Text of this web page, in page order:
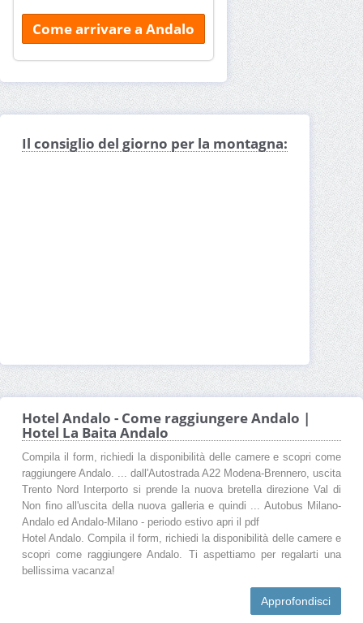
Come arrivare a Andalo
Il consiglio del giorno per la montagna:
Hotel Andalo - Come raggiungere Andalo |
Hotel La Baita Andalo
Compila il form, richiedi la disponibilità delle camere e scopri come
raggiungere Andalo. ... dall'Autostrada A22 Modena-Brennero, uscita
Trento Nord Interporto si prende la nuova bretella direzione Val di
Non fino all'uscita della nuova galleria e quindi ... Autobus Milano-
Andalo ed Andalo-Milano - periodo estivo apri il pdf
Hotel Andalo. Compila il form, richiedi la disponibilità delle camere e
scopri come raggiungere Andalo. Ti aspettiamo per regalarti una
bellissima vacanza!
Approfondisci